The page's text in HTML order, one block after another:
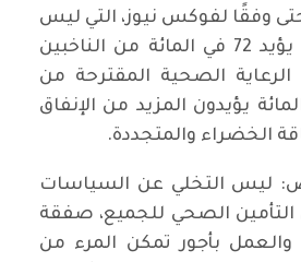
وفقًا لفوكس نيوز، التي ليس
قلعة للاشتراكية، يؤيد 72 في المائة من الناخبين
الرعاية الصحية المقترحة من
و70 في المائة يؤيدون المزيد من الإنفاق
الخضراء والمتجددة.
ليس التخلي عن السياسات
التأمين الصحي للجميع، صفقة
والعمل بأجور تمكن المرء من